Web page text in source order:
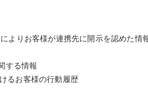
よりお客様が連携先に開示を認めた情
する情報
るお客様の行動履歴